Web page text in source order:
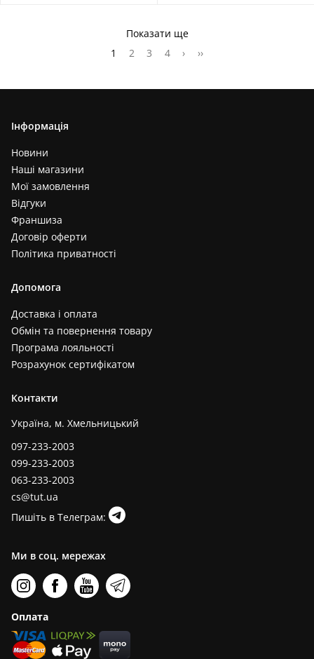
Показати ще
1
2 3 4 › ››
Інформація
Новини
Наші магазини
Мої замовлення
Відгуки
Франшиза
Договір оферти
Політика приватності
Допомога
Доставка і оплата
Обмін та повернення товару
Програма лояльності
Розрахунок сертифікатом
Контакти
Україна, м. Хмельницький
097-233-2003
099-233-2003
063-233-2003
cs@tut.ua
Пишіть в Телеграм:
Ми в соц. мережах
Оплата